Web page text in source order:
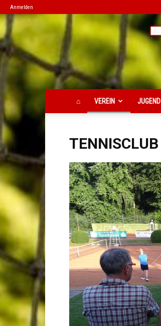
Anmelden
⌂ VEREIN JUGEND
TENNISCLUB